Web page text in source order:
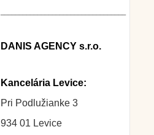
DANIS AGENCY s.r.o.
Kancelária Levice:
Pri Podlužianke 3
934 01 Levice